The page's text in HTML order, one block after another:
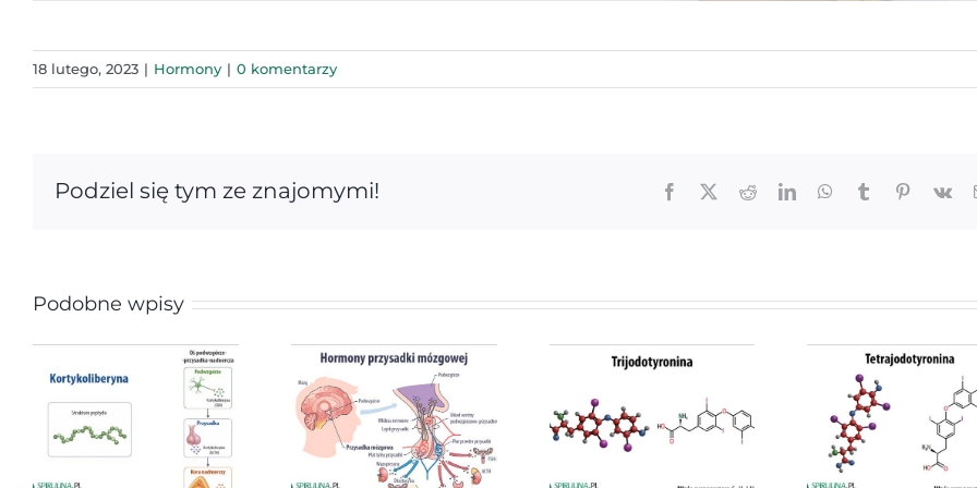
18 lutego, 2023 | Hormony | 0 komentarzy
Podziel się tym ze znajomymi! Facebook
X RedditLinkedInWhatsApp
TumblrPinterest
Vk
Podobne wpisy